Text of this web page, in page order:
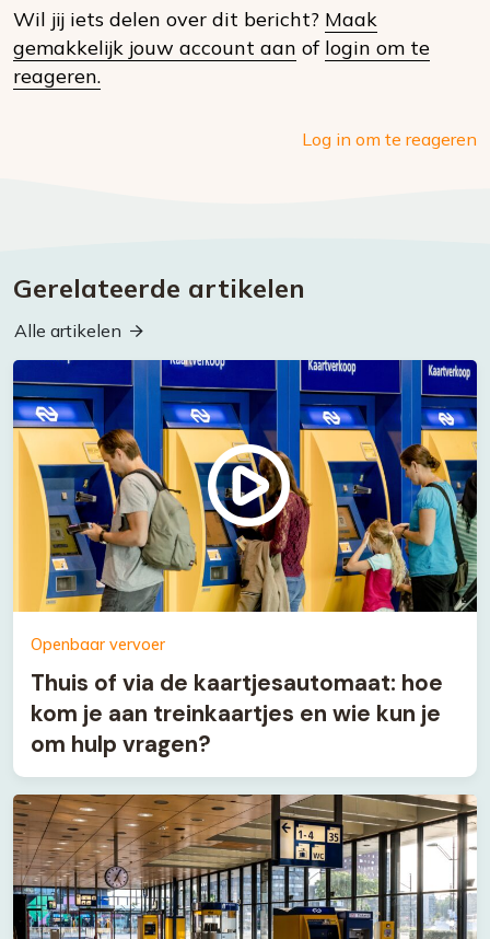
social
Wil jij iets delen over dit bericht? Maak
gemakkelijk jouw account aan of login om te
reageren.
Log in om te reageren
Gerelateerde artikelen
Alle artikelen
Openbaar vervoer
Thuis of via de kaartjesautomaat: hoe
kom je aan treinkaartjes en wie kun je
om hulp vragen?